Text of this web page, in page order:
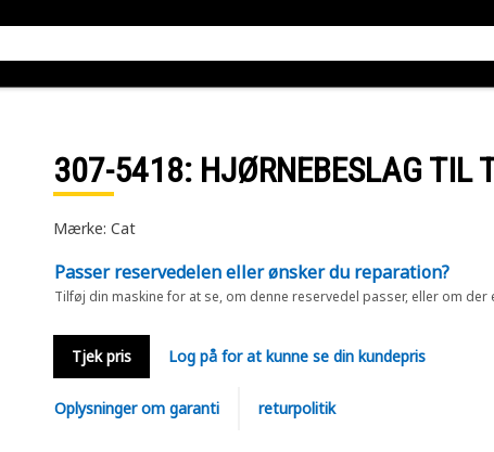
307-5418: HJØRNEBESLAG TIL
Mærke: Cat
Passer reservedelen eller ønsker du reparation?
Tilføj din maskine for at se, om denne reservedel passer, eller om
Tjek pris Log på for at kunne se din kundepris
Oplysninger om garanti returpolitik